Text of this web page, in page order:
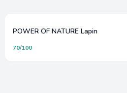
POWER OF NATURE Lapin
70/100